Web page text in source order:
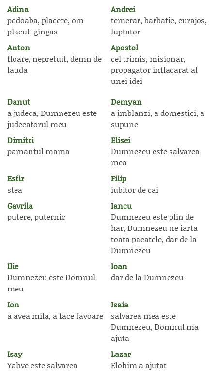
Adina
podoaba, placere, om
placut, gingas
Andrei
temerar, barbatie, curajos,
luptator
Anton
floare, nepretuit, demn de
lauda
Apostol
cel trimis, misionar,
propagator inflacarat al
unei idei
Danut
a judeca, Dumnezeu este
judecatorul meu
Demyan
a imblanzi, a domestici, a
supune
Dimitri
pamantul mama
Elisei
Dumnezeu este salvarea
mea
Esfir
stea
Filip
iubitor de cai
Gavrila
putere, puternic
Iancu
Dumnezeu este plin de
har, Dumnezeu ne iarta
toata pacatele, dar de la
Dumnezeu
Ilie
Dumnezeu este Domnul
meu
Ioan
dar de la Dumnezeu
Ion
a avea mila, a face favoare
Isaia
salvarea mea este
Dumnezeu, Domnul ma
ajuta
Isay
Yahve este salvarea
Lazar
Elohim a ajutat